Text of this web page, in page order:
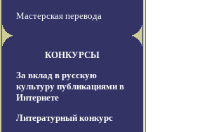
Мастерская перевода
КОНКУРСЫ
За вклад в русскую
культуру публикациями в
Интернете
Литературный конкурс